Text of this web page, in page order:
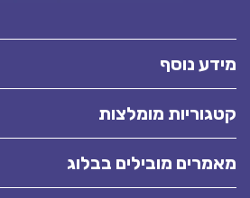
מידע נוסף
קטגוריות מומלצות
מאמרים מובילים בבלוג